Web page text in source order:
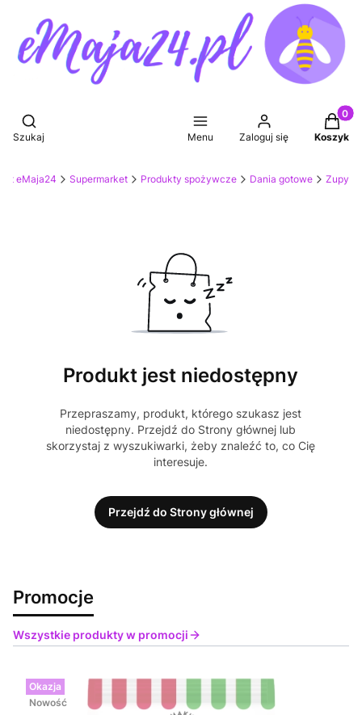
Otwórz wyszukiwarkę
Szukaj Menu Zaloguj się Koszyk
eMaja24 Supermarket Produkty spożywcze Dania gotowe Zupy
Produkt jest niedostępny
Przepraszamy, produkt, którego szukasz jest
niedostępny. Przejdź do Strony głównej lub
skorzystaj z wyszukiwarki, żeby znaleźć to, co Cię
interesuje.
Przejdź do Strony głównej
Promocje
Wszystkie produkty w promocji
Okazja
Nowość